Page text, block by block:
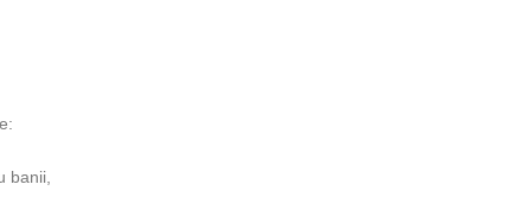
banii,